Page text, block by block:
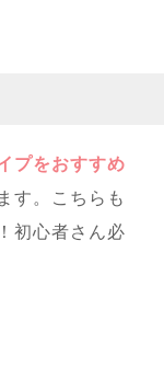
プをおすすめ
す。こちらも
初心者さん必